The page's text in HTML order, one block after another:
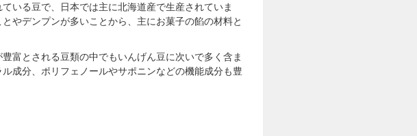
いる豆で、日本では主に北海道産で生産されていま
やデンプンが多いことから、主にお菓子の餡の材料と
富とされる豆類の中でもいんげん豆に次いで多く含ま
成分、ポリフェノールやサポニンなどの機能成分も豊